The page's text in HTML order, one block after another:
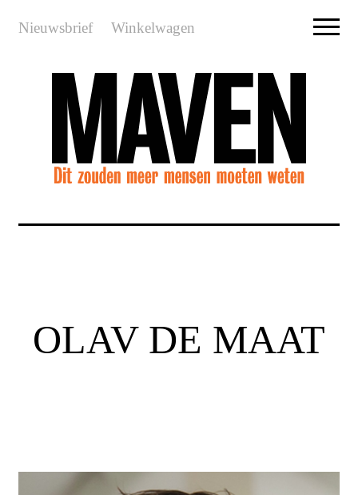
Nieuwsbrief Winkelwagen
OLAV DE MAAT